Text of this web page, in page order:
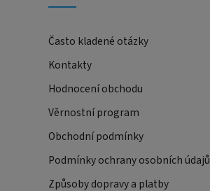
Často kladené otázky
Kontakty
Hodnocení obchodu
Věrnostní program
Obchodní podmínky
Podmínky ochrany osobních údajů
Způsoby dopravy a platby